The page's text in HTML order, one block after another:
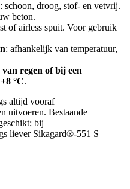
: schoon, droog, stof- en vetvrij.
beton.
of airless spuit. Voor gebruik
: afhankelijk van temperatuur,
regen of bij een
°C.
altijd vooraf
uitvoeren. Bestaande
bij
liever Sikagard®-551 S